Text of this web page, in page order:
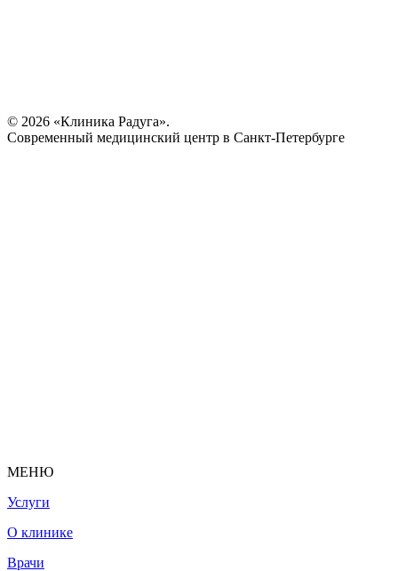
© 2026 «Клиника Радуга».
Современный медицинский центр в Санкт-Петербурге
МЕНЮ
Услуги
О клинике
Врачи